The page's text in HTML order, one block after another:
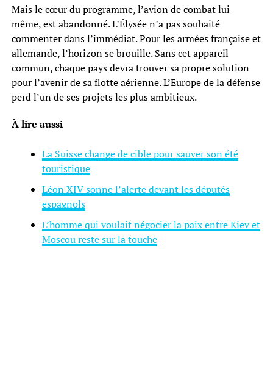
Mais le cœur du programme, l’avion de combat lui-
même, est abandonné. L’Élysée n’a pas souhaité
commenter dans l’immédiat. Pour les armées française et
allemande, l’horizon se brouille. Sans cet appareil
commun, chaque pays devra trouver sa propre solution
pour l’avenir de sa flotte aérienne. L’Europe de la défense
perd l’un de ses projets les plus ambitieux.
À lire aussi
La Suisse change de cible pour sauver son été
touristique
Léon XIV sonne l’alerte devant les députés
espagnols
L’homme qui voulait négocier la paix entre Kiev et
Moscou reste sur la touche